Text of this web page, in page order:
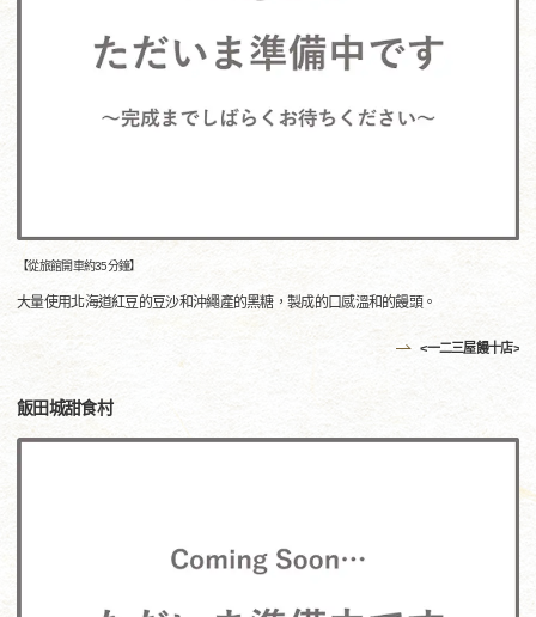
【從旅館開車約35分鐘】
大量使用北海道紅豆的豆沙和沖繩產的黑糖，製成的口感溫和的饅頭。
<一二三屋饅十店>
飯田城甜食村